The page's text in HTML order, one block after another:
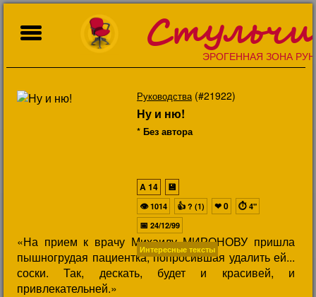
ЭРОГЕННАЯ ЗОНА
Руководства(#21922)
Ну и ню!
* Без автора
«На прием к врачу Михаилу МИРОНОВУ пришла
пышногрудая пациентка, попросившая удалить ей...
соски. Так, дескать, будет и красивей, и
привлекательней.»
A14
💾
👁1014 👍 ? (1) ❤0 ⏱ 4"
📅 24/12/99
Интересные тексты